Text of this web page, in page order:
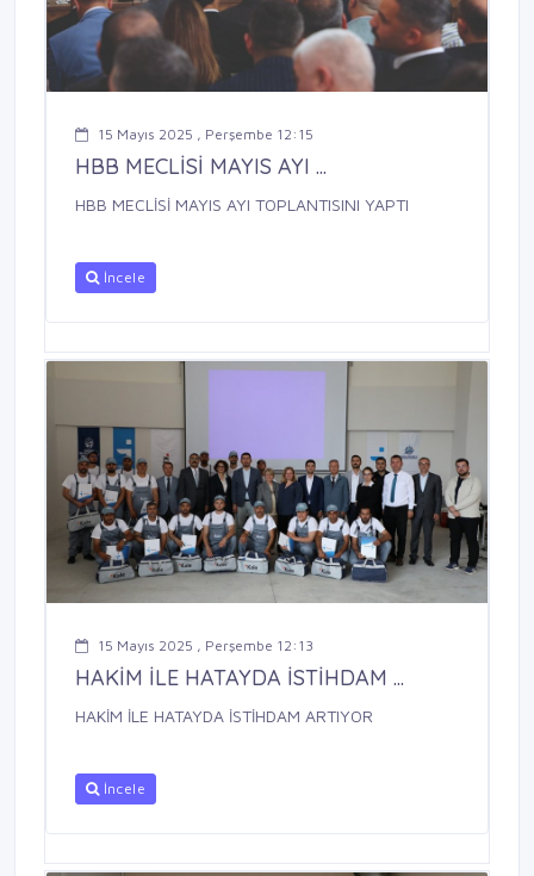
15 Mayıs 2025 , Perşembe 12:15
HBB MECLİSİ MAYIS AYI ...
HBB MECLİSİ MAYIS AYI TOPLANTISINI YAPTI
İncele
15 Mayıs 2025 , Perşembe 12:13
HAKİM İLE HATAYDA İSTİHDAM ...
HAKİM İLE HATAYDA İSTİHDAM ARTIYOR
İncele